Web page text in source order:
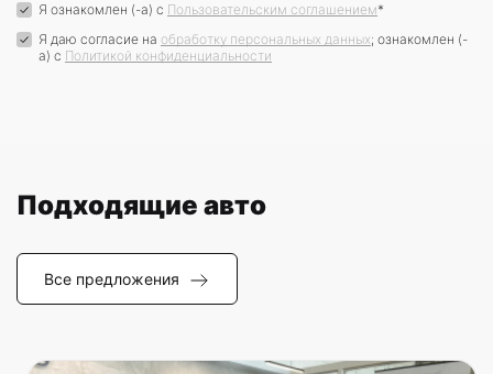
Я ознакомлен (-а) с Пользовательским соглашением*
Я даю согласие на обработку персональных данных; ознакомлен (-
а) c Политикой конфиденциальности
Подходящие авто
Все предложения